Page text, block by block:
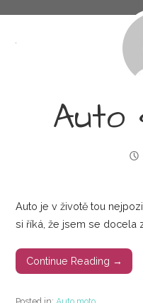
Auto
Auto je v životě tou
si říká, že jsem se docela
Continue Reading →